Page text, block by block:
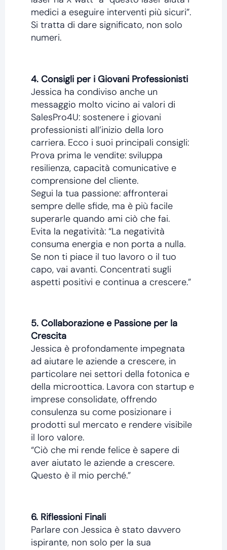
medici a eseguire interventi più sicuri”.
Si tratta di dare significato, non solo
numeri.
4. Consigli per i Giovani Professionisti
Jessica ha condiviso anche un
messaggio molto vicino ai valori di
SalesPro4U: sostenere i giovani
professionisti all’inizio della loro
carriera. Ecco i suoi principali consigli:
Prova prima le vendite: sviluppa
resilienza, capacità comunicative e
comprensione del cliente.
Segui la tua passione: affronterai
sempre delle sfide, ma è più facile
superarle quando ami ciò che fai.
Evita la negatività: “La negatività
consuma energia e non porta a nulla.
Se non ti piace il tuo lavoro o il tuo
capo, vai avanti. Concentrati sugli
aspetti positivi e continua a crescere.”
5. Collaborazione e Passione per la
Crescita
Jessica è profondamente impegnata
ad aiutare le aziende a crescere, in
particolare nei settori della fotonica e
della microottica. Lavora con startup e
imprese consolidate, offrendo
consulenza su come posizionare i
prodotti sul mercato e rendere visibile
il loro valore.
“Ciò che mi rende felice è sapere di
aver aiutato le aziende a crescere.
Questo è il mio perché.”
6. Riflessioni Finali
Parlare con Jessica è stato davvero
ispirante, non solo per la sua